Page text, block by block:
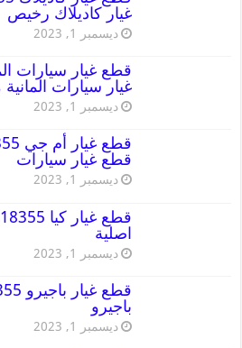
غيار كاديلاك رخيص
ديسمبر 1, 2023
غيار سيارات
ديسمبر 1, 2023
قطع غيار سيارات
ديسمبر 1, 2023
اصلية
ديسمبر 1, 2023
باجيرو
ديسمبر 1, 2023